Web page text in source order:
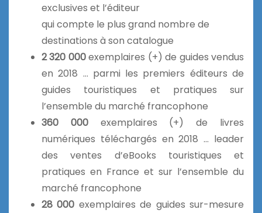
exclusives et l’éditeur
qui compte le plus grand nombre de
destinations à son catalogue
2 320 000exemplaires (+) de guides vendus
en 2018 … parmi les premiers éditeurs de
guides touristiques et pratiques sur
l’ensemble du marché francophone
360 000exemplaires (+) de livres
numériques téléchargés en 2018 … leader
des ventes d’eBooks touristiques et
pratiques en France et sur l’ensemble du
marché francophone
28 000 exemplaires de guides sur-mesure